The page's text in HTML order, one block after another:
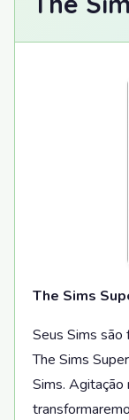
The Sims
Seus Sims são
The Sims
Sims. Agitação